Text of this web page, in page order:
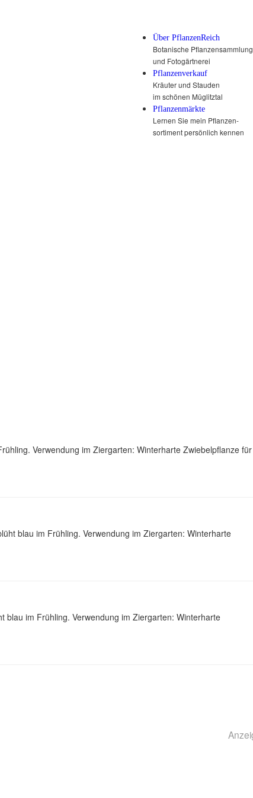
Über PflanzenReich
Botanische Pflanzensammlung
und Fotogärtnerei
Pflanzenverkauf
Kräuter und Stauden
im schönen Müglitztal
Pflanzenmärkte
Lernen Sie mein Pflanzen-
sortiment persönlich kennen
Verwendung im Ziergarten: Winterharte Zwiebelpflanze für
blau im Frühling. Verwendung im Ziergarten: Winterharte
blau im Frühling. Verwendung im Ziergarten: Winterharte